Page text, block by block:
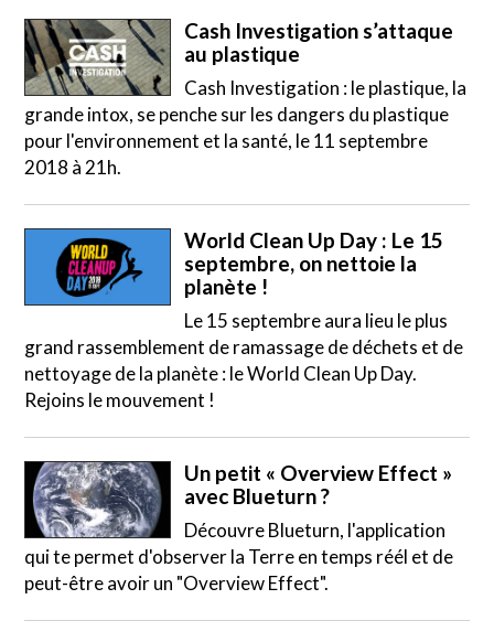
Cash Investigation s’attaque
au plastique
Cash Investigation : le plastique, la
grande intox, se penche sur les dangers du plastique
pour l'environnement et la santé, le 11 septembre
2018 à 21h.
World Clean Up Day : Le 15
septembre, on nettoie la
planète !
Le 15 septembre aura lieu le plus
grand rassemblement de ramassage de déchets et de
nettoyage de la planète : le World Clean Up Day.
Rejoins le mouvement !
Un petit « Overview Effect »
avec Blueturn ?
Découvre Blueturn, l'application
qui te permet d'observer la Terre en temps réél et de
peut-être avoir un "Overview Effect".